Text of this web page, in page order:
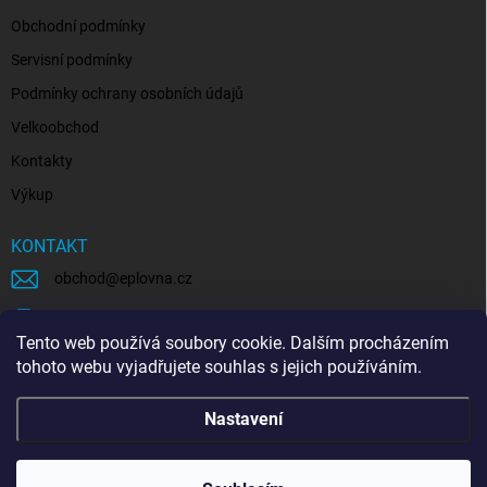
Tento web používá soubory cookie. Dalším procházením
tohoto webu vyjadřujete souhlas s jejich používáním.
Nastavení
Obchodní podmínky
Servisní podmínky
Podmínky ochrany osobních údajů
Velkoobchod
Kontakty
Výkup
KONTAKT
obchod @eplovna.cz
eplovna.cz